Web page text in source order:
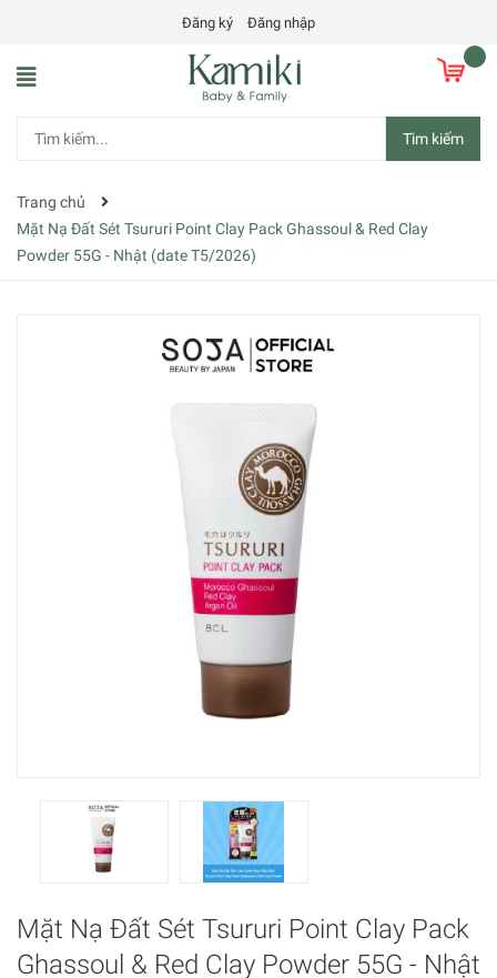
Đăng ký Đăng nhập
Tìm kiếm
Trang chủ
Mặt Nạ Đất Sét Tsururi Point Clay Pack Ghassoul & Red Clay
Powder 55G - Nhật (date T5/2026)
Mặt Nạ Đất Sét Tsururi Point Clay Pack
Ghassoul & Red Clay Powder 55G - Nhật